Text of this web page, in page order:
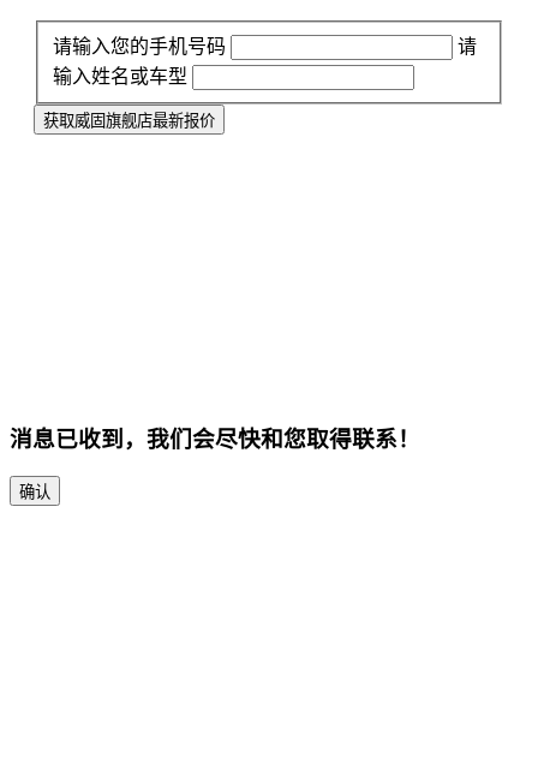
请输入您的手机号码
请
输入姓名或车型
获取威固旗舰店最新报价
消息已收到，我们会尽快和您取得联系！
确认